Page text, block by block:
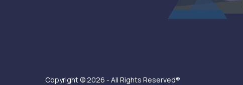
Copyright © 2026 - All Rights Reserved®